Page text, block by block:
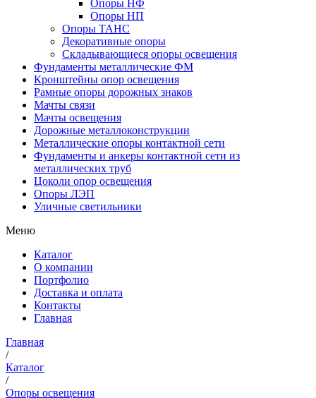
Опоры НФ
Опоры НП
Опоры ТАНС
Декоративные опоры
Складывающиеся опоры освещения
Фундаменты металлические ФМ
Кронштейны опор освещения
Рамные опоры дорожных знаков
Мачты связи
Мачты освещения
Дорожные металлоконструкции
Металлические опоры контактной сети
Фундаменты и анкеры контактной сети из
металлических труб
Цоколи опор освещения
Опоры ЛЭП
Уличные светильники
Меню
Каталог
О компании
Портфолио
Доставка и оплата
Контакты
Главная
Главная
/
Каталог
/
Опоры освещения